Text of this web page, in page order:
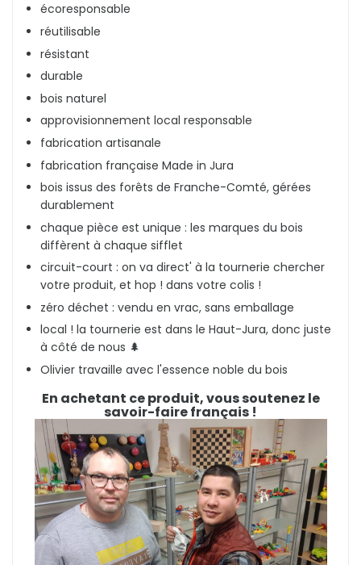
écoresponsable
réutilisable
résistant
durable
bois naturel
approvisionnement local responsable
fabrication artisanale
fabrication française Made in Jura
bois issus des forêts de Franche-Comté, gérées
durablement
chaque pièce est unique : les marques du bois
diffèrent à chaque sifflet
circuit-court : on va direct' à la tournerie chercher
votre produit, et hop ! dans votre colis !
zéro déchet : vendu en vrac, sans emballage
local ! la tournerie est dans le Haut-Jura, donc juste
à côté de nous 🌲
Olivier travaille avec l'essence noble du bois
En achetant ce produit, vous soutenez le
savoir-faire français !